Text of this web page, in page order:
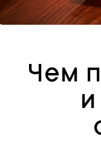
Чем